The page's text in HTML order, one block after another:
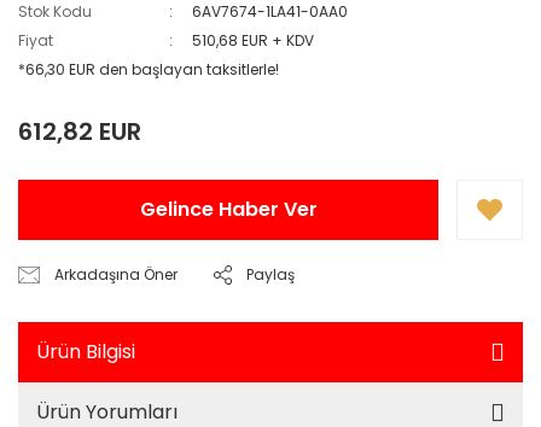
Stok Kodu
6AV7674-1LA41-0AA0
Fiyat
510,68 EUR + KDV
*66,30 EUR den başlayan taksitlerle!
612,82 EUR
Gelince Haber Ver
Arkadaşına Öner Paylaş
Ürün Bilgisi
Ürün Yorumları